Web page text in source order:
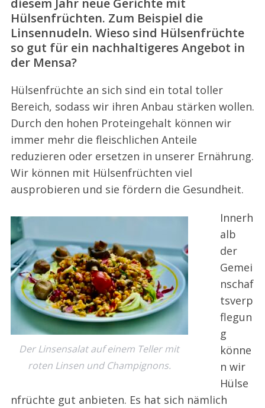
diesem Jahr neue Gerichte mit
Hülsenfrüchten. Zum Beispiel die
Linsennudeln. Wieso sind Hülsenfrüchte
so gut für ein nachhaltigeres Angebot in
der Mensa?
Hülsenfrüchte an sich sind ein total toller
Bereich, sodass wir ihren Anbau stärken wollen.
Durch den hohen Proteingehalt können wir
immer mehr die fleischlichen Anteile
reduzieren oder ersetzen in unserer Ernährung.
Wir können mit Hülsenfrüchten viel
ausprobieren und sie fördern die Gesundheit.
Der Linsensalat auf einem Teller mit
roten Linsen und Champignons.
Innerh
alb
der
Gemei
nschaf
tsverp
flegun
g
könne
n wir
Hülse
nfrüchte gut anbieten. Es hat sich nämlich